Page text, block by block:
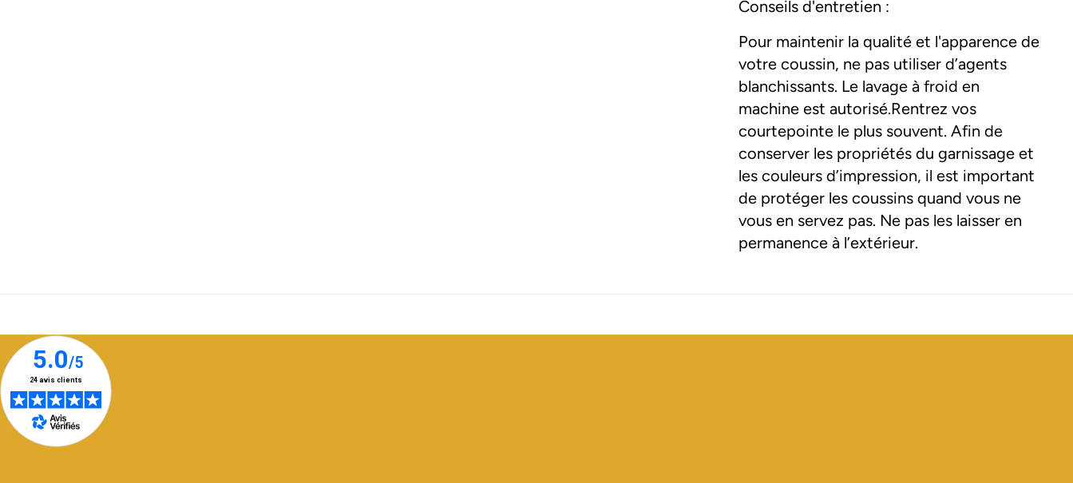
Conseils d'entretien :
Pour maintenir la qualité et l'apparence de
votre coussin, ne pas utiliser d’agents
blanchissants. Le lavage à froid en
machine est autorisé.Rentrez vos
courtepointe le plus souvent. Afin de
conserver les propriétés du garnissage et
les couleurs d’impression, il est important
de protéger les coussins quand vous ne
vous en servez pas. Ne pas les laisser en
permanence à l’extérieur.